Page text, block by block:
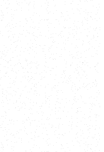
Antik bílá je nejsvětlejší a
také nejprodávanější omítkou
ze série ART. Je nejbělejší a
má největší světelnou
odrazivost.